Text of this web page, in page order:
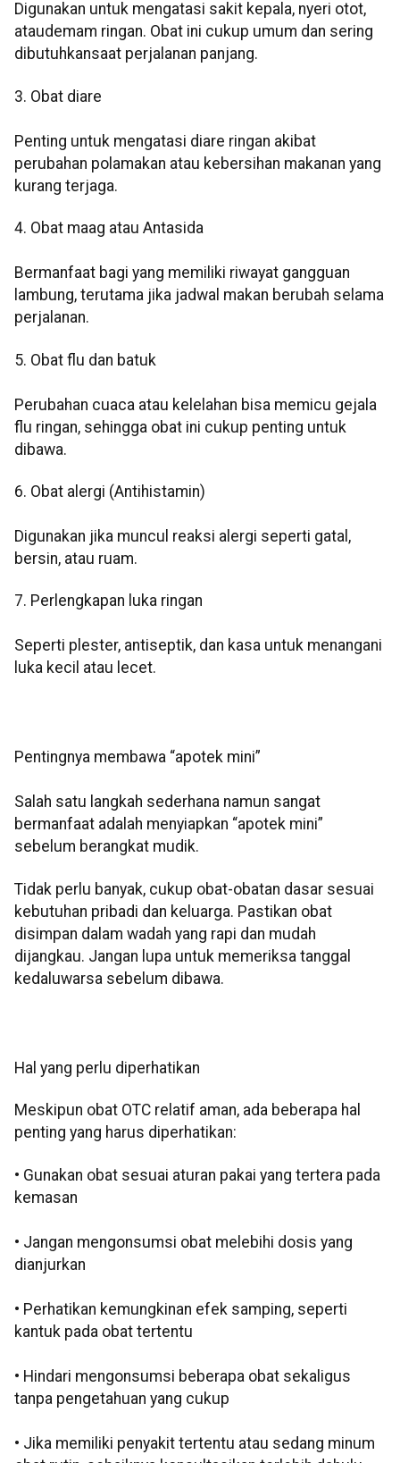
Digunakan untuk mengatasi sakit kepala, nyeri otot,
ataudemam ringan. Obat ini cukup umum dan sering
dibutuhkansaat perjalanan panjang.
3. Obat diare
Penting untuk mengatasi diare ringan akibat
perubahan polamakan atau kebersihan makanan yang
kurang terjaga.
4. Obat maag atau Antasida
Bermanfaat bagi yang memiliki riwayat gangguan
lambung, terutama jika jadwal makan berubah selama
perjalanan.
5. Obat flu dan batuk
Perubahan cuaca atau kelelahan bisa memicu gejala
flu ringan, sehingga obat ini cukup penting untuk
dibawa.
6. Obat alergi (Antihistamin)
Digunakan jika muncul reaksi alergi seperti gatal,
bersin, atau ruam.
7. Perlengkapan luka ringan
Seperti plester, antiseptik, dan kasa untuk menangani
luka kecil atau lecet.
Pentingnya membawa “apotek mini”
Salah satu langkah sederhana namun sangat
bermanfaat adalah menyiapkan “apotek mini”
sebelum berangkat mudik.
Tidak perlu banyak, cukup obat-obatan dasar sesuai
kebutuhan pribadi dan keluarga. Pastikan obat
disimpan dalam wadah yang rapi dan mudah
dijangkau. Jangan lupa untuk memeriksa tanggal
kedaluwarsa sebelum dibawa.
Hal yang perlu diperhatikan
Meskipun obat OTC relatif aman, ada beberapa hal
penting yang harus diperhatikan:
• Gunakan obat sesuai aturan pakai yang tertera pada
kemasan
• Jangan mengonsumsi obat melebihi dosis yang
dianjurkan
• Perhatikan kemungkinan efek samping, seperti
kantuk pada obat tertentu
• Hindari mengonsumsi beberapa obat sekaligus
tanpa pengetahuan yang cukup
• Jika memiliki penyakit tertentu atau sedang minum